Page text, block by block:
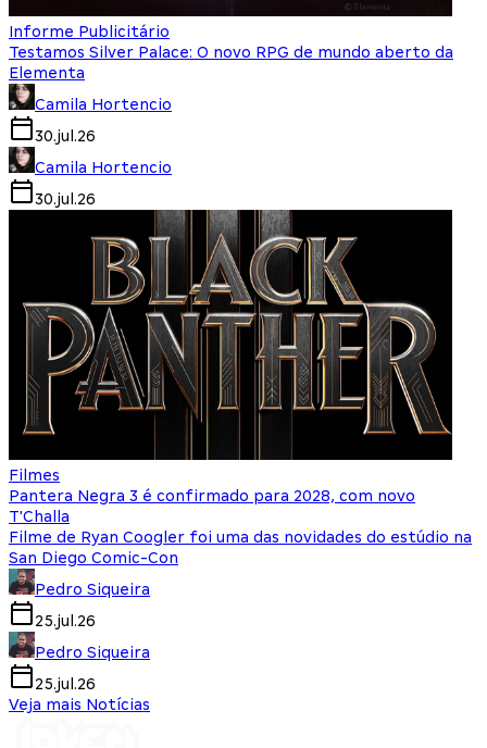
Informe Publicitário
Testamos Silver Palace: O novo RPG de mundo aberto da
Elementa
Camila Hortencio
30.jul.26
Camila Hortencio
30.jul.26
Filmes
Pantera Negra 3 é confirmado para 2028, com novo
T'Challa
Filme de Ryan Coogler foi uma das novidades do estúdio na
San Diego Comic-Con
Pedro Siqueira
25.jul.26
Pedro Siqueira
25.jul.26
Veja mais Notícias